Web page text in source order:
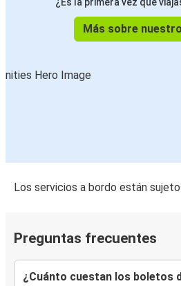
Más sobre
Los servicios a bordo están
Preguntas frecuentes
¿Cuánto cuestan los boletos